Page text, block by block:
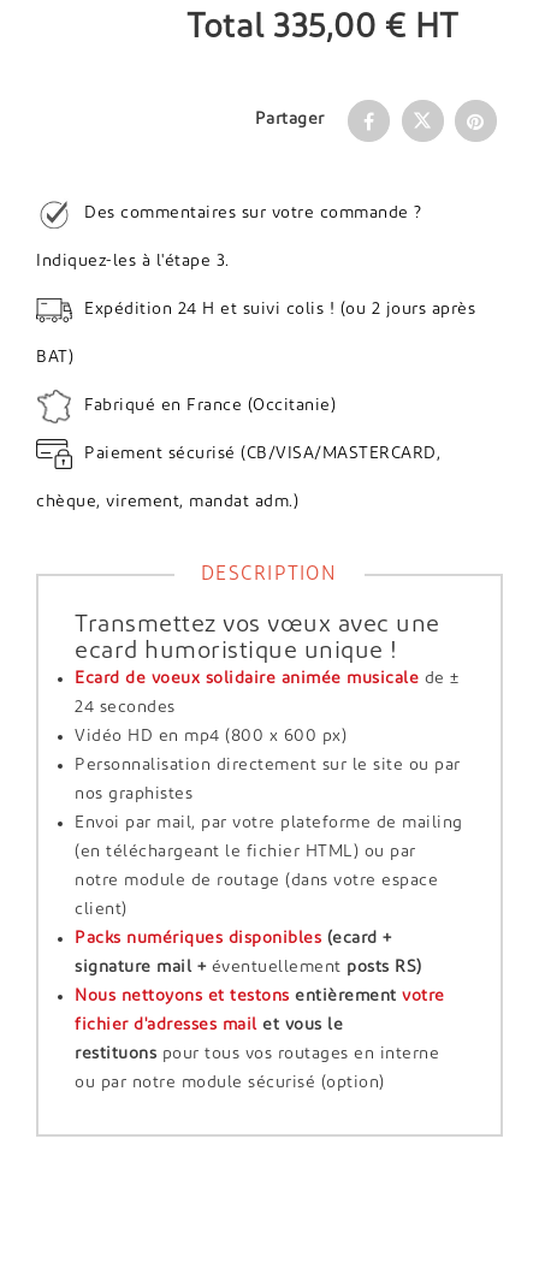
Total 335,00 € HT
Partager
Des commentaires sur votre commande ?
Indiquez-les à l'étape 3.
Expédition 24 H et suivi colis ! (ou 2 jours après
BAT)
Fabriqué en France (Occitanie)
Paiement sécurisé (CB/VISA/MASTERCARD,
chèque, virement, mandat adm.)
DESCRIPTION
Transmettez vos vœux avec une
ecard humoristique unique !
Ecard de voeux solidaire animée musicale de ±
24 secondes
Vidéo HD en mp4 (800 x 600 px)
Personnalisation directement sur le site ou par
nos graphistes
Envoi par mail, par votre plateforme de mailing
(en téléchargeant le fichier HTML) ou par
notre module de routage (dans votre espace
client)
Packs numériques disponibles (ecard +
signature mail + éventuellement posts RS)
Nous nettoyons et testons entièrement votre
fichier d'adresses mail et vous le
restituons pour tous vos routages en interne
ou par notre module sécurisé (option)